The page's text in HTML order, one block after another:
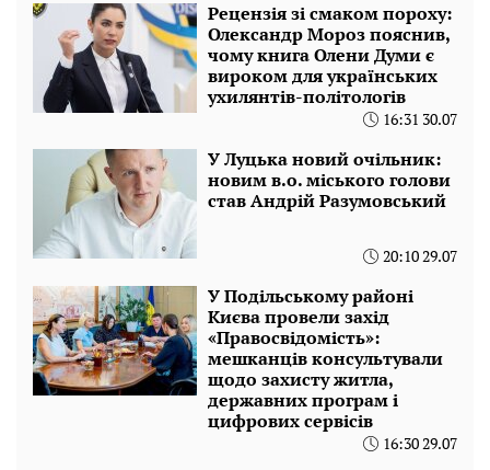
Рецензія зі смаком пороху:
Олександр Мороз пояснив,
чому книга Олени Думи є
вироком для українських
ухилянтів-політологів
16:31 30.07
У Луцька новий очільник:
новим в.о. міського голови
став Андрій Разумовський
20:10 29.07
У Подільському районі
Києва провели захід
«Правосвідомість»:
мешканців консультували
щодо захисту житла,
державних програм і
цифрових сервісів
16:30 29.07